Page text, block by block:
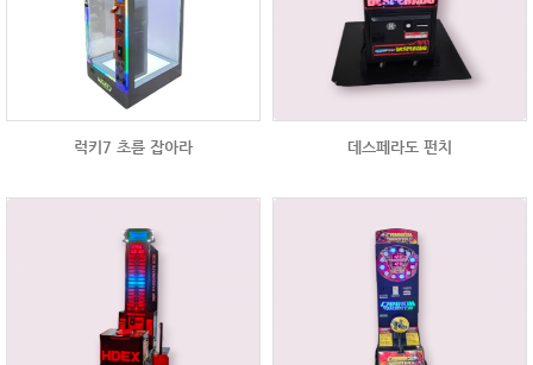
럭키7 초를 잡아라 데스페라도 펀치